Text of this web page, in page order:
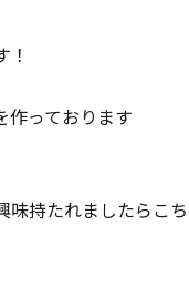
作っております
持たれましたらこ